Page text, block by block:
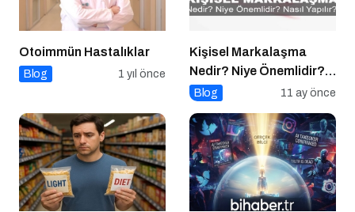
Otoimmün Hastalıklar
Blog 1 yıl önce
Kişisel Markalaşma
Nedir? Niye Önemlidir?
Kişisel Markalaşma
Blog 11 ay önce